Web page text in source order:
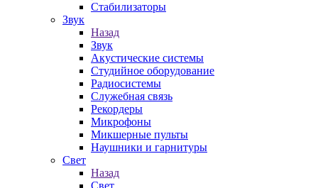
Стабилизаторы
Звук
Назад
Звук
Акустические системы
Студийное оборудование
Радиосистемы
Служебная связь
Рекордеры
Микрофоны
Микшерные пульты
Наушники и гарнитуры
Свет
Назад
Свет